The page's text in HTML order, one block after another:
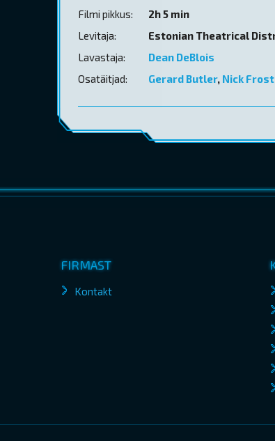
Filmi pikkus:
2h 5 min
Levitaja:
Estonian Theatrical
Lavastaja:
Dean DeBlois
Osatäitjad:
Gerard Butler, Nick Frost
FIRMAST
Kontakt